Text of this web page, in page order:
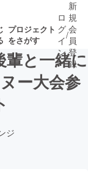
プロジェクト
をさがす
いプ
ロ
グ
イ
ン
/
新
規
会
員
登
録
輩と一緒に
ー大会参
ジ